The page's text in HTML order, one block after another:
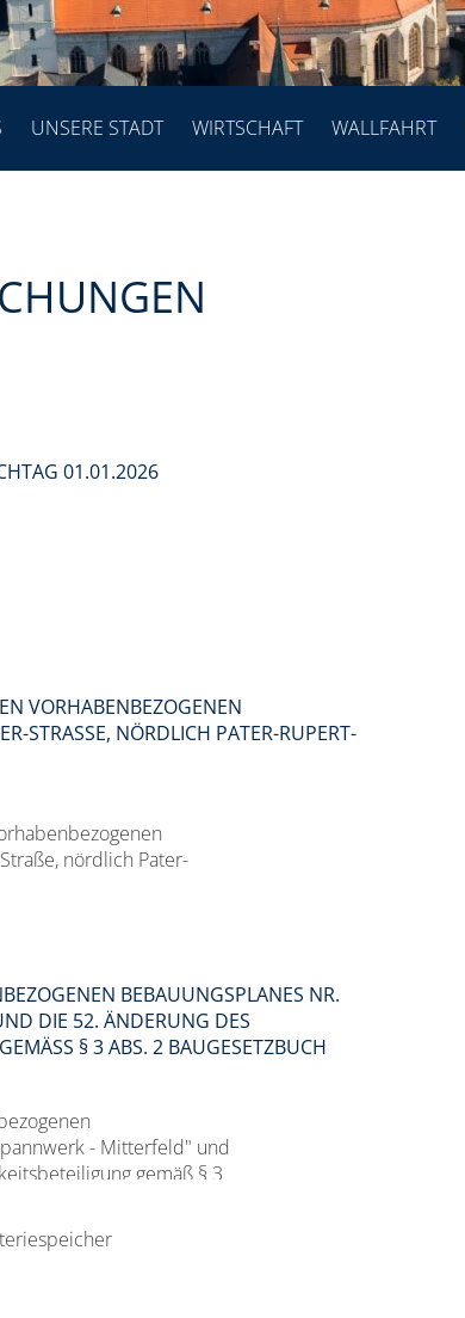
UNSERE STADT WIRTSCHAFT WALLFAHRT
01.01.2026
VORHABENBEZOGENEN
STRASSE, NÖRDLICH PATER-RUPERT-M
nördlich Pater-
BEBAUUNGSPLANES NR.
DIE 52. ÄNDERUNG DES
§ 3 ABS. 2 BAUGESETZBUCH
- Mitterfeld" und
gemäß § 3